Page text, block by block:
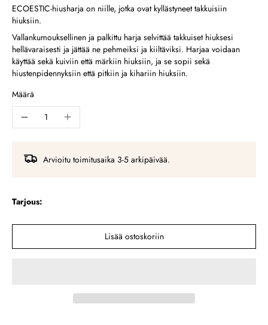
ECOESTIC-hiusharja on niille, jotka ovat kyllästyneet takkuisiin
hiuksiin.
Vallankumouksellinen ja palkittu harja selvittää takkuiset hiuksesi
hellävaraisesti ja jättää ne pehmeiksi ja kiiltäviksi. Harjaa voidaan
käyttää sekä kuiviin että märkiin hiuksiin, ja se sopii sekä
hiustenpidennyksiin että pitkiin ja kihariin hiuksiin.
Määrä
Arvioitu toimitusaika 3-5 arkipäivää.
Tarjous:
Lisää ostoskoriin